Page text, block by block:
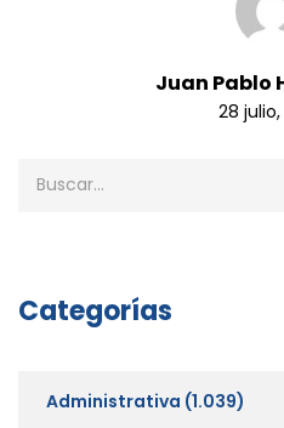
Juan Pablo
28
Categorías
Administrativa (1.039)